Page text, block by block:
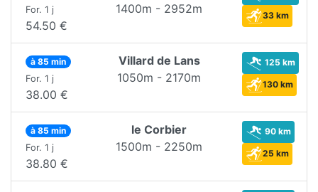
For. 1 j
54.50 €
1400m - 2952m
33 km
à 85 min
For. 1 j
38.00 €
Villard de Lans
1050m - 2170m
125 km
130 km
à 85 min
For. 1 j
38.80 €
le Corbier
1500m - 2250m
90 km
25 km